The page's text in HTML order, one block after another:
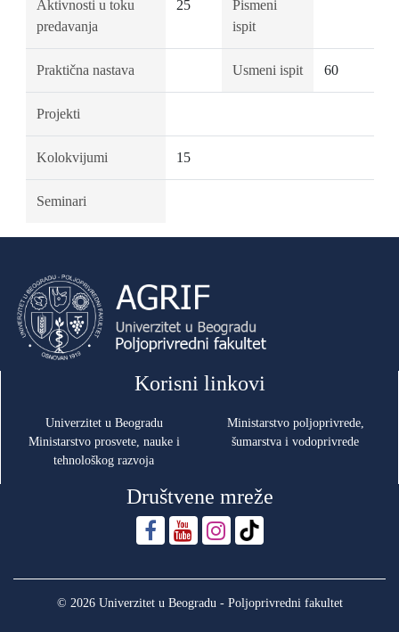
Aktivnosti u toku
predavanja
25
Pismeni
ispit
Praktična nastava Usmeni ispit 60
Projekti
Kolokvijumi 15
Seminari
Korisni linkovi
Univerzitet u Beogradu
Ministarstvo prosvete, nauke i
tehnološkog razvoja
Ministarstvo poljoprivrede,
šumarstva i vodoprivrede
Društvene mreže
© 2026 Univerzitet u Beogradu - Poljoprivredni fakultet